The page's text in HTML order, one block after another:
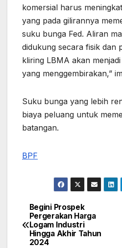
komersial harus
yang pada gilirannya
suku bunga Fed. Aliran
didukung secara fisik dan
kliring LBMA akan
yang menggembirakan,”
Suku bunga yang lebih
biaya peluang untuk
batangan.
BPF
Post
navigation
Begini Prospek
Pergerakan Harga
Logam Industri
Hingga Akhir Tahun
2024